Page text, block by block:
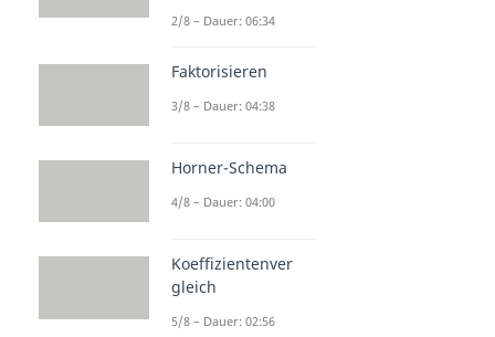
2/8 – Dauer: 06:34
Faktorisieren
3/8 – Dauer: 04:38
Horner-Schema
4/8 – Dauer: 04:00
Koeffizientenver
gleich
5/8 – Dauer: 02:56